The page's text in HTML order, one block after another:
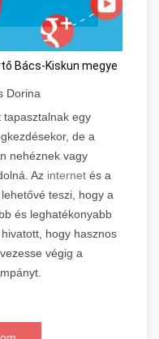
Bács-Kiskun megye
Dorina
tapasztalnak egy
de a
nehéznek vagy
Az internet és a
teszi, hogy a
és leghatékonyabb
hogy hasznos
végig a